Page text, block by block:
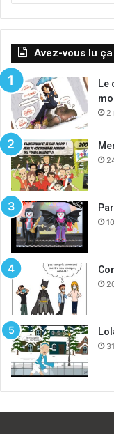
Avez-vous lu ça
Le
2